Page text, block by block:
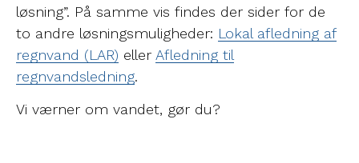
løsning”. På samme vis findes der sider for de
to andre løsningsmuligheder: Lokal afledning af
regnvand (LAR) eller Afledning til
regnvandsledning.
Vi værner om vandet, gør du?